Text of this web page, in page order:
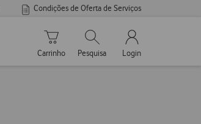
Condições de Oferta de Serviços
Carrinho de compras
Carrinho
Pesquisar
Pesquisa
My Vodafone
Login